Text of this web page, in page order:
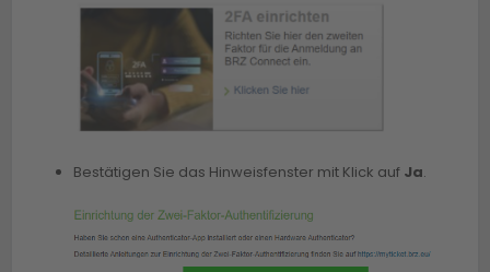
Bestätigen Sie das Hinweisfenster mit Klick auf Ja.